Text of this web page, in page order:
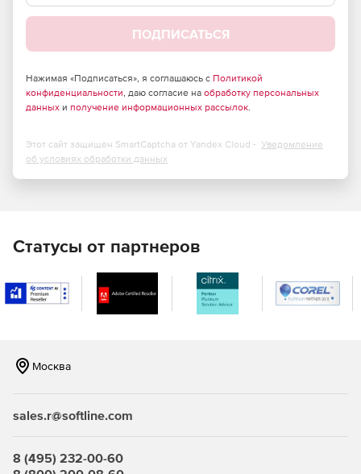
диаграмме или через навигацию в браузере проектов.
ПОДПИСАТЬСЯ
Нажимая «Подписаться», я соглашаюсь с Политикой
конфиденциальности, даю согласие на обработку персональных
данных и получение информационных рассылок.
Этот сайт защищен SmartCaptcha от Yandex Cloud - Уведомление
об условиях обработки данных
Статусы от партнеров
Москва
sales.r@softline.com
8 (495) 232-00-60